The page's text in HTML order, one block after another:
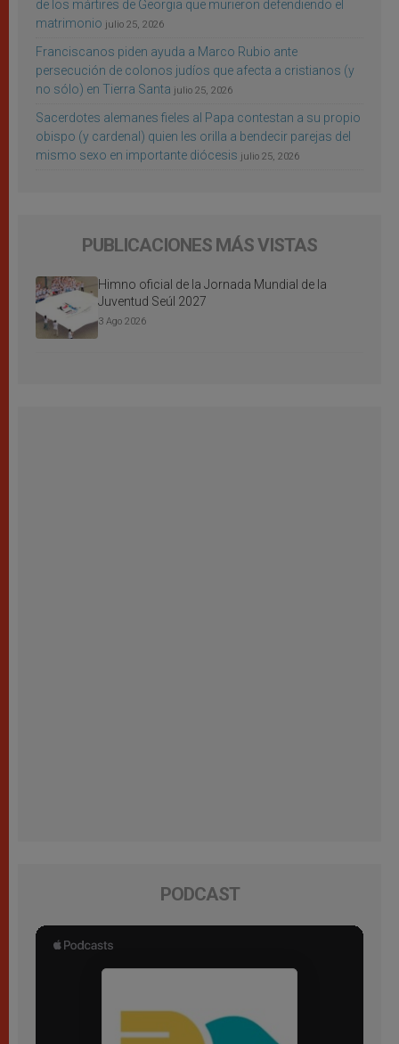
de los mártires de Georgia que murieron defendiendo el
matrimonio julio 25, 2026
Franciscanos piden ayuda a Marco Rubio ante
persecución de colonos judíos que afecta a cristianos (y
no sólo) en Tierra Santa julio 25, 2026
Sacerdotes alemanes fieles al Papa contestan a su propio
obispo (y cardenal) quien les orilla a bendecir parejas del
mismo sexo en importante diócesis julio 25, 2026
PUBLICACIONES MÁS VISTAS
Himno oficial de la Jornada Mundial de la
Juventud Seúl 2027
3 Ago 2026
PODCAST